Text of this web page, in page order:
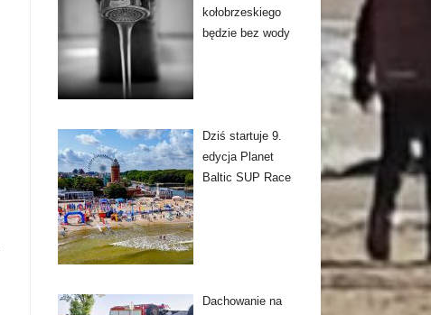
kołobrzeskiego
będzie bez wody
Dziś startuje 9.
edycja Planet
Baltic SUP Race
Dachowanie na